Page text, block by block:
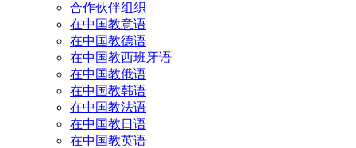
合作伙伴组织
在中国教意语
在中国教德语
在中国教西班牙语
在中国教俄语
在中国教韩语
在中国教法语
在中国教日语
在中国教英语